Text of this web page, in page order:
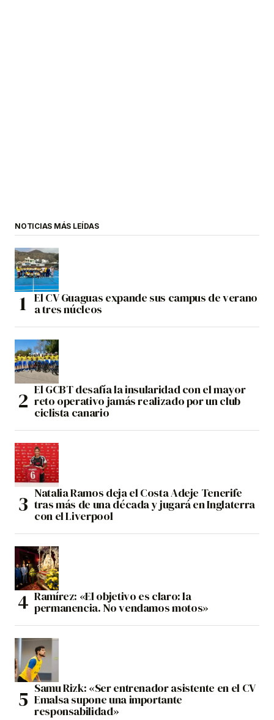
NOTICIAS MÁS LEÍDAS
El CV Guaguas expande sus campus de verano
a tres núcleos
El GCBT desafía la insularidad con el mayor
reto operativo jamás realizado por un club
ciclista canario
Natalia Ramos deja el Costa Adeje Tenerife
tras más de una década y jugará en Inglaterra
con el Liverpool
Ramírez: «El objetivo es claro: la
permanencia. No vendamos motos»
Samu Rizk: «Ser entrenador asistente en el CV
Emalsa supone una importante
responsabilidad»